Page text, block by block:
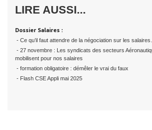
LIRE AUSSI...
Dossier Salaires :
- Ce qu’il faut attendre de la négociation sur les
- 27 novembre : Les syndicats des secteurs
mobilisent pour nos salaires
- formation obligatoire : démêler le vrai du faux
- Flash CSE Appli mai 2025